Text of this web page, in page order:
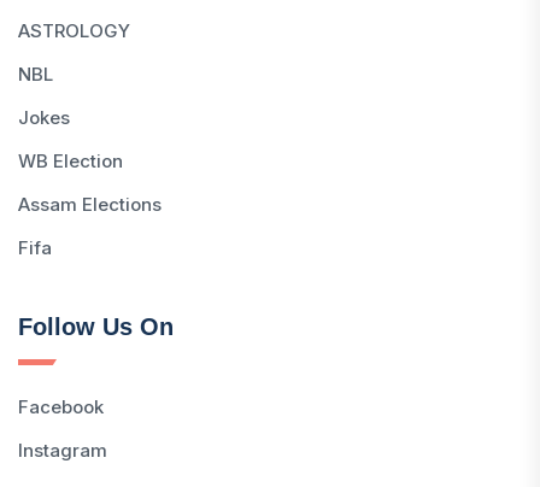
ASTROLOGY
NBL
Jokes
WB Election
Assam Elections
Fifa
Follow Us On
Facebook
Instagram